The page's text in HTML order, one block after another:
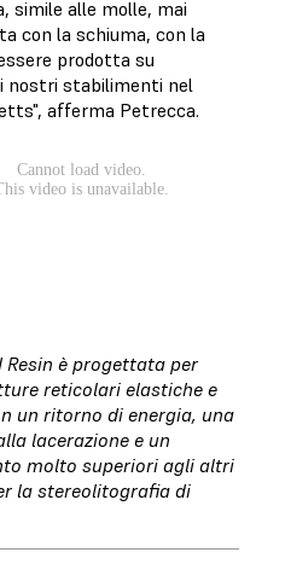
simile alle molle, mai
con la schiuma, con la
prodotta su
nostri stabilimenti nel
afferma Petrecca.
Resin è progettata per
reticolari elastiche e
un ritorno di energia, una
lacerazione e un
molto superiori agli altri
la stereolitografia di